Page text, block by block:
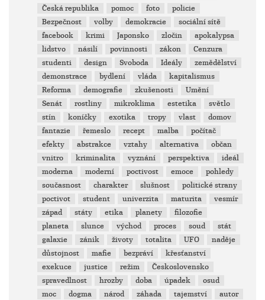
Česká republika
pomoc foto
policie
Bezpečnost
volby demokracie
sociální sítě
facebook
krimi Japonsko zločin
apokalypsa
lidstvo
násilí povinnosti zákon
Cenzura
studenti
design Svoboda Ideály
zemědělství
demonstrace
bydlení vláda
kapitalismus
Reforma
demografie zkušenosti
Umění
Senát
rostliny mikroklima estetika
světlo
stín
koníčky exotika tropy vlast
domov
fantazie
řemeslo recept malba
počítač
efekty
abstrakce vztahy alternativa
občan
vnitro
kriminalita vyznání perspektiva
ideál
moderna
moderní poctivost emoce
pohledy
současnost
charakter slušnost
politické strany
poctivot
student univerzita maturita
vesmír
západ
státy etika planety
filozofie
planeta
slunce východ proces soud
stát
galaxie
zánik životy totalita UFO
naděje
důstojnost
mafie bezpráví
křesťanství
exekuce
justice režim
Československo
spravedlnost
hrozby doba úpadek
osud
moc
dogma národ záhada tajemství
autor